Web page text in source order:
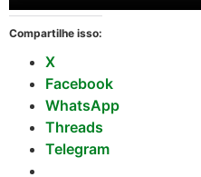
Compartilhe isso:
X
Facebook
WhatsApp
Threads
Telegram